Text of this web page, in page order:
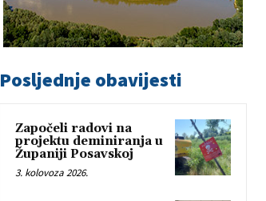
Posljednje obavijesti
Započeli radovi na
projektu deminiranja u
Županiji Posavskoj
3. kolovoza 2026.